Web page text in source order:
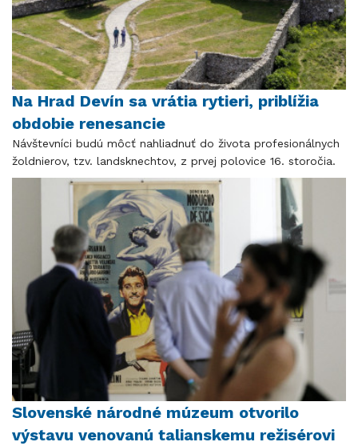
Na Hrad Devín sa vrátia rytieri, priblížia
obdobie renesancie
Návštevníci budú môcť nahliadnuť do života profesionálnych
žoldnierov, tzv. landsknechtov, z prvej polovice 16. storočia.
Slovenské národné múzeum otvorilo
výstavu venovanú talianskemu režisérovi